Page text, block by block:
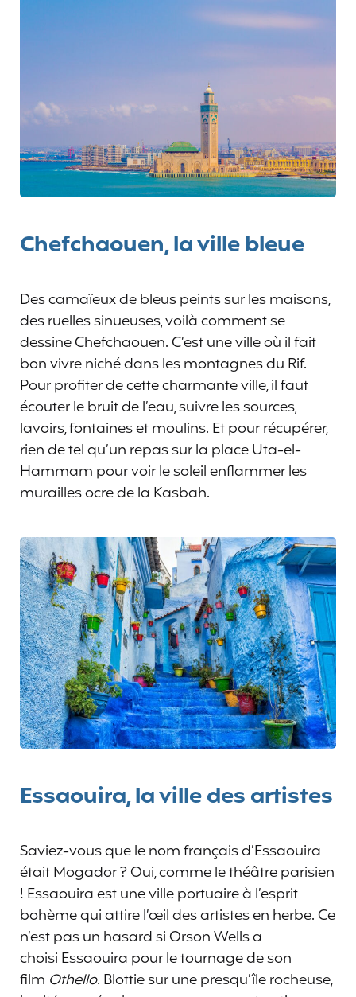
Chefchaouen, la ville bleue
Des camaïeux de bleus peints sur les maisons,
des ruelles sinueuses, voilà comment se
dessine Chefchaouen. C’est une ville où il fait
bon vivre niché dans les montagnes du Rif.
Pour profiter de cette charmante ville, il faut
écouter le bruit de l’eau, suivre les sources,
lavoirs, fontaines et moulins. Et pour récupérer,
rien de tel qu’un repas sur la place Uta-el-
Hammam pour voir le soleil enflammer les
murailles ocre de la Kasbah.
Essaouira, la ville des artistes
Saviez-vous que le nom français d’Essaouira
était Mogador ? Oui, comme le théâtre parisien
! Essaouira est une ville portuaire à l’esprit
bohème qui attire l’œil des artistes en herbe. Ce
n’est pas un hasard si Orson Wells a
choisi Essaouira pour le tournage de son
film Othello. Blottie sur une presqu’île rocheuse,